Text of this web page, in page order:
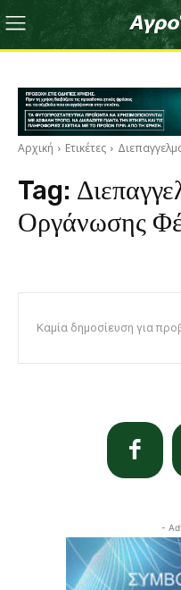
Αρχική Ετικέτες
Tag:
Οργάνωσης
Καμία δημοσίευση για
-